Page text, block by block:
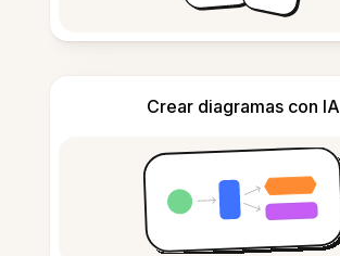
Crear diagramas con IA